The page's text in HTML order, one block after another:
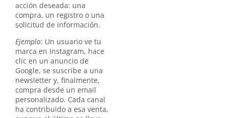
acción deseada: una
compra, un registro o una
solicitud de información.
Ejemplo: Un usuario ve tu
marca en Instagram, hace
clic en un anuncio de
Google, se suscribe a una
newsletter y, finalmente,
compra desde un email
personalizado. Cada canal
ha contribuido a esa venta,